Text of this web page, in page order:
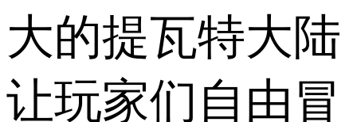
大的提瓦特大陆
让玩家们自由冒